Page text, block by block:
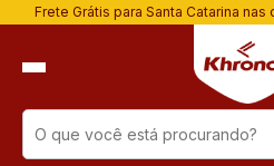
Frete Grátis para Santa Catarina